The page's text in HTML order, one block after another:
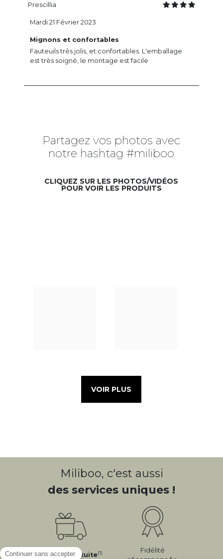
Prescillia
Mignons et confortables
Fauteuils très jolis, et confortables. L'emballage
est très soigné, le montage est facile
Mardi 21 Février 2023
Partagez vos photos avec
notre hashtag #miliboo
CLIQUEZ SUR LES PHOTOS/VIDÉOS
POUR VOIR LES PRODUITS
VOIR PLUS
Miliboo, c'est aussi
des services uniques !
LivraisonGratuite(1)
Fidélité